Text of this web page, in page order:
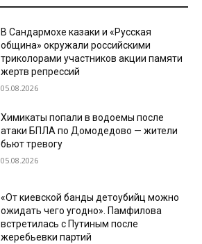
В Сандармохе казаки и «Русская
община» окружали российскими
триколорами участников акции памяти
жертв репрессий
05.08.2026
Химикаты попали в водоемы после
атаки БПЛА по Домодедово — жители
бьют тревогу
05.08.2026
«От киевской банды детоубийц можно
ожидать чего угодно». Памфилова
встретилась с Путиным после
жеребьевки партий